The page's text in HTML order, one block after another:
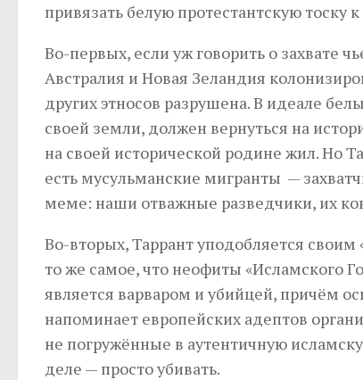
привязать белую протестантскую тоску
Во-первых, если уж говорить о захвате
Австралия и Новая Зеландия
других этносов разрушена. В идеале
своей земли, должен вернуться на
на своей исторической родине жил. Но
есть мусульманские мигранты —
меме: наши отважные разведчики, их
Во-вторых, Таррант уподобляется своим
то же самое, что неофиты «Исламского
является варваром и убийцей, причём
напоминает европейских адептов
не погружённые в аутентичную
деле — просто убивать.